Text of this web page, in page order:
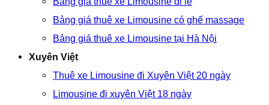
Bảng giá thuê xe Limousine có ghế massage
Bảng giá thuê xe Limousine tại Hà Nội
Xuyên Việt
Thuê xe Limousine đi Xuyên Việt 20 ngày
Limousine đi xuyên Việt 18 ngày